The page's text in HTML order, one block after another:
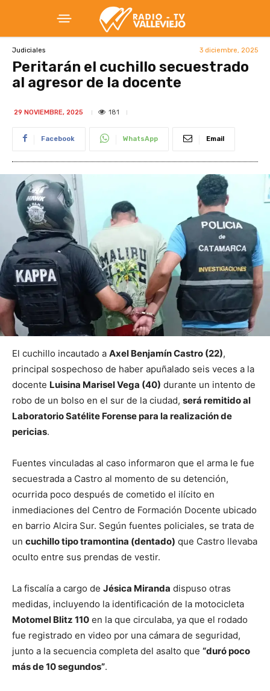
Judiciales 3 diciembre, 2025
Peritarán el cuchillo secuestrado
al agresor de la docente
29 NOVIEMBRE, 2025 181
Facebook WhatsApp Email
El cuchillo incautado a Axel Benjamín Castro (22),
principal sospechoso de haber apuñalado seis veces a la
docente Luisina Marisel Vega (40) durante un intento de
robo de un bolso en el sur de la ciudad, será remitido al
Laboratorio Satélite Forense para la realización de
pericias.
Fuentes vinculadas al caso informaron que el arma le fue
secuestrada a Castro al momento de su detención,
ocurrida poco después de cometido el ilícito en
inmediaciones del Centro de Formación Docente ubicado
en barrio Alcira Sur. Según fuentes policiales, se trata de
un cuchillo tipo tramontina (dentado) que Castro llevaba
oculto entre sus prendas de vestir.
La fiscalía a cargo de Jésica Miranda dispuso otras
medidas, incluyendo la identificación de la motocicleta
Motomel Blitz 110 en la que circulaba, ya que el rodado
fue registrado en video por una cámara de seguridad,
junto a la secuencia completa del asalto que “duró poco
más de 10 segundos”.